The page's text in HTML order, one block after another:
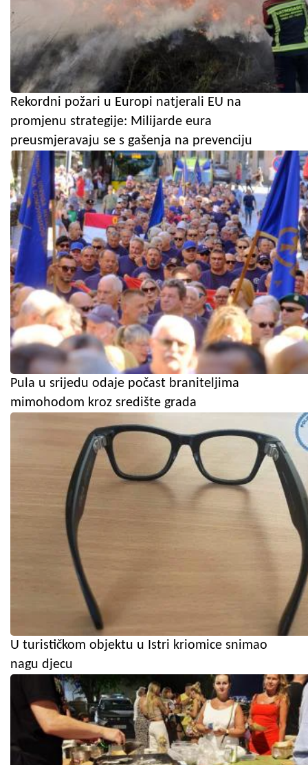
Rekordni požari u Europi natjerali EU na
promjenu strategije: Milijarde eura
preusmjeravaju se s gašenja na prevenciju
Pula u srijedu odaje počast braniteljima
mimohodom kroz središte grada
U turističkom objektu u Istri kriomice snimao
nagu djecu